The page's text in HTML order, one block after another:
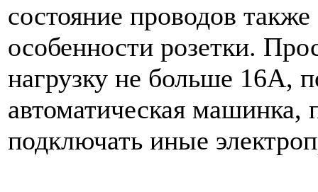
состояние проводов
особенности розетки.
нагрузку не больше 16А,
автоматическая машинка,
подключать иные